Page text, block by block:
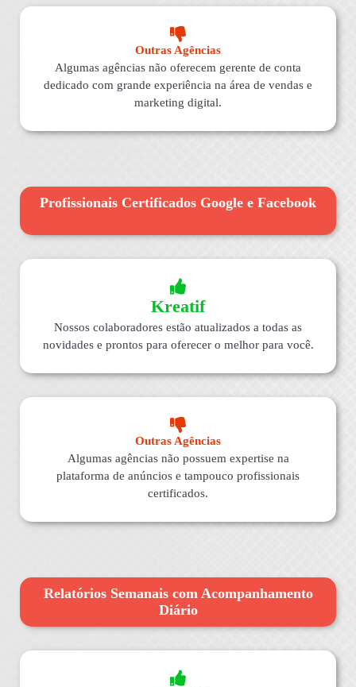
Outras Agências
Algumas agências não oferecem gerente de conta
dedicado com grande experiência na área de vendas e
marketing digital.
Profissionais Certificados Google e Facebook
Kreatif
Nossos colaboradores estão atualizados a todas as
novidades e prontos para oferecer o melhor para você.
Outras Agências
Algumas agências não possuem expertise na
plataforma de anúncios e tampouco profissionais
certificados.
Relatórios Semanais com Acompanhamento
Diário